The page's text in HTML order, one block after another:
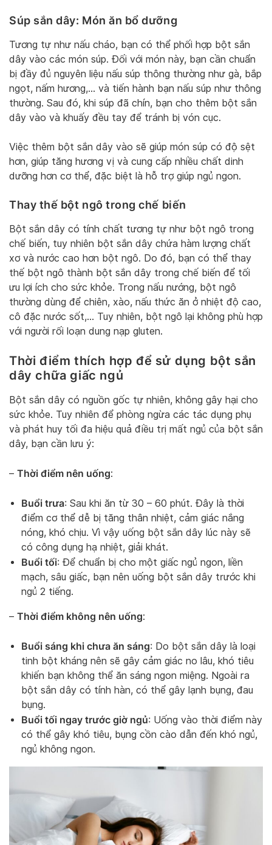
Súp sắn dây: Món ăn bổ dưỡng
Tương tự như nấu cháo, bạn có thể phối hợp bột sắn
dây vào các món súp. Đối với món này, bạn cần chuẩn
bị đầy đủ nguyên liệu nấu súp thông thường như gà, bắp
ngọt, nấm hương,… và tiến hành bạn nấu súp như thông
thường. Sau đó, khi súp đã chín, bạn cho thêm bột sắn
dây vào và khuấy đều tay để tránh bị vón cục.
Việc thêm bột sắn dây vào sẽ giúp món súp có độ sệt
hơn, giúp tăng hương vị và cung cấp nhiều chất dinh
dưỡng hơn cơ thể, đặc biệt là hỗ trợ giúp ngủ ngon.
Thay thế bột ngô trong chế biến
Bột sắn dây có tính chất tương tự như bột ngô trong
chế biến, tuy nhiên bột sắn dây chứa hàm lượng chất
xơ và nước cao hơn bột ngô. Do đó, bạn có thể thay
thế bột ngô thành bột sắn dây trong chế biến để tối
ưu lợi ích cho sức khỏe. Trong nấu nướng, bột ngô
thường dùng để chiên, xào, nấu thức ăn ở nhiệt độ cao,
cô đặc nước sốt,… Tuy nhiên, bột ngô lại không phù hợp
với người rối loạn dung nạp gluten.
Thời điểm thích hợp để sử dụng bột sắn
dây chữa giấc ngủ
Bột sắn dây có nguồn gốc tự nhiên, không gây hại cho
sức khỏe. Tuy nhiên để phòng ngừa các tác dụng phụ
và phát huy tối đa hiệu quả điều trị mất ngủ của bột sắn
dây, bạn cần lưu ý:
– Thời điểm nên uống:
Buổi trưa: Sau khi ăn từ 30 – 60 phút. Đây là thời
điểm cơ thể dễ bị tăng thân nhiệt, cảm giác nắng
nóng, khó chịu. Vì vậy uống bột sắn dây lúc này sẽ
có công dụng hạ nhiệt, giải khát.
Buổi tối: Để chuẩn bị cho một giấc ngủ ngon, liền
mạch, sâu giấc, bạn nên uống bột sắn dây trước khi
ngủ 2 tiếng.
– Thời điểm không nên uống:
Buổi sáng khi chưa ăn sáng: Do bột sắn dây là loại
tinh bột kháng nên sẽ gây cảm giác no lâu, khó tiêu
khiến bạn không thể ăn sáng ngon miệng. Ngoài ra
bột sắn dây có tính hàn, có thể gây lạnh bụng, đau
bụng.
Buổi tối ngay trước giờ ngủ: Uống vào thời điểm này
có thể gây khó tiêu, bụng cồn cào dẫn đến khó ngủ,
ngủ không ngon.